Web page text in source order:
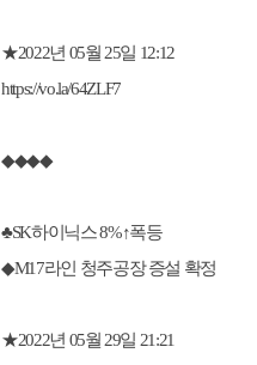
★2022년 05월 25일 12:12
https://vo.la/64ZLF7
◆◆◆◆
♣SK하이닉스 8%↑폭등
◆M17라인 청주공장 증설 확정
★2022년 05월 29일 21:21